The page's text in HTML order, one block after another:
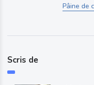
Pâine de
Scris de